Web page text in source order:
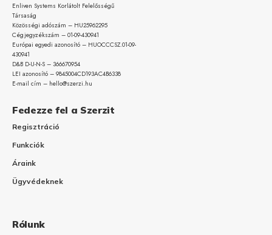
Enliven Systems Korlátolt Felelősségű
Társaság
Közösségi adószám – HU25962295
Cégjegyzékszám – 01-09-430941
Európai egyedi azonosító – HUOCCCSZ.01-09-
430941
D&B D-U-N-S – 366670954
LEI azonosító – 9845004CD193AC4B6338
E-mail cím – hello@szerzi.hu
Fedezze fel a Szerzit
Regisztráció
Funkciók
Áraink
Ügyvédeknek
Rólunk